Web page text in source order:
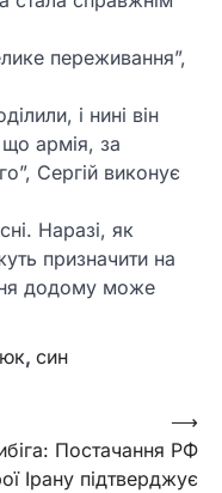
переживання”,
і нині він
армія, за
Сергій виконує
Наразі, як
призначити на
додому може
, син
Постачання РФ
Ірану підтверджує
⟶